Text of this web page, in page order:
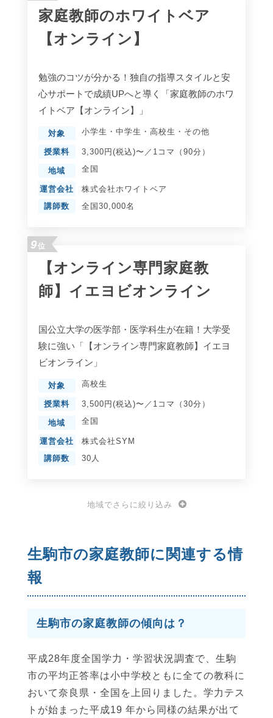
家庭教師のホワイトベア
【オンライン】
勉強のコツが分かる！独自の指導スタイルと安
心サポートで成績UPへと導く「家庭教師のホワ
イトベア【オンライン】」
対象 小学生 ・ 中学生 ・ 高校生 ・ その他
授業料 3,300円(税込)〜／1コマ（90分）
地域 全国
運営会社
株式会社ホワイトベア
講師数
全国30,000名
9位
【オンライン専門家庭教
師】イエヨビオンライン
国公立大学の医学部・医学科生が在籍！大学受
験に強い「【オンライン専門家庭教師】イエヨ
ビオンライン」
対象 高校生
授業料 3,500円(税込)〜／1コマ（30分）
地域 全国
運営会社
株式会社SYM
講師数
30人
地域でさらに絞り込み
生駒市の家庭教師に関連する情
報
生駒市の家庭教師の傾向は？
平成28年度全国学力・学習状況調査で、生駒
市の平均正答率は小中学校ともに全ての教科に
おいて奈良県・全国を上回りました。学力テス
トが始まった平成19 年から同様の結果が出て